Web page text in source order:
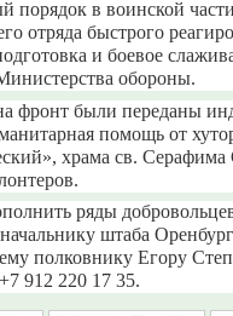
порядок в воинской
отряда быстрого
и боевое
обороны.
фронт были переданы
помощь от
храма св. Серафима
ряды
штаба
полковнику Егору
912 220 17 35.